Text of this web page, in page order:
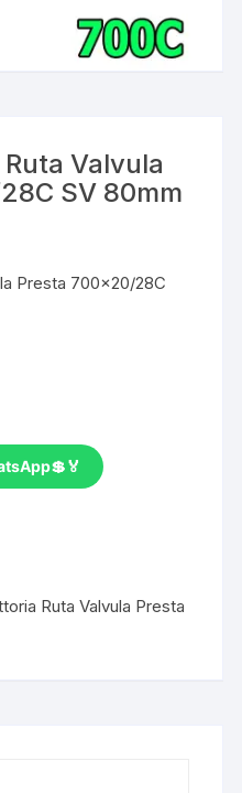
Valvula
SV 80mm
Presta 700×20/28C
Ruta Valvula Presta